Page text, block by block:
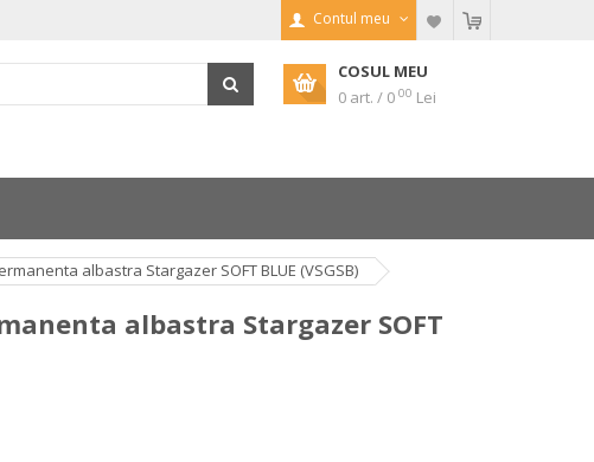
Contul meu
COSUL MEU
0 art. / 0 00 Lei
albastra Stargazer SOFT BLUE (VSGSB)
albastra Stargazer SOFT